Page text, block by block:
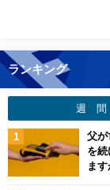
ランキング
週 間
父が
を続
ま